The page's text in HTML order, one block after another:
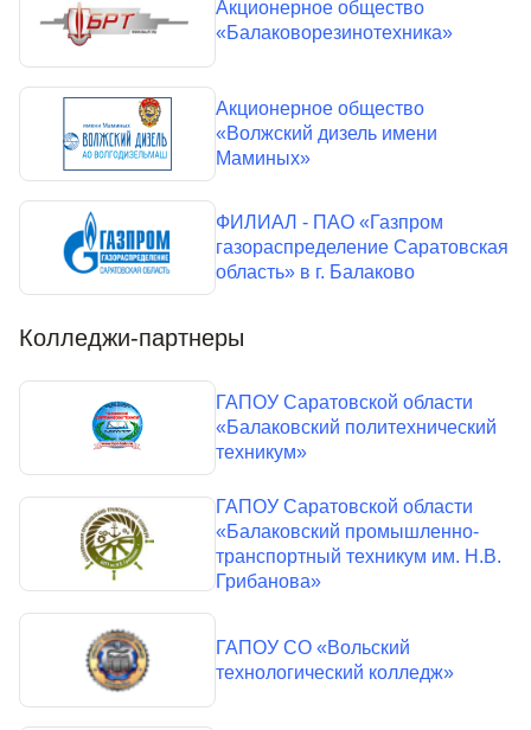
Акционерное общество
«Балаковорезинотехника»
Акционерное общество
«Волжский дизель имени
Маминых»
ФИЛИАЛ - ПАО «Газпром
газораспределение Саратовская
область» в г. Балаково
Колледжи-партнеры
ГАПОУ Саратовской области
«Балаковский политехнический
техникум»
ГАПОУ Саратовской области
«Балаковский промышленно-
транспортный техникум им. Н.В.
Грибанова»
ГАПОУ СО «Вольский
технологический колледж»